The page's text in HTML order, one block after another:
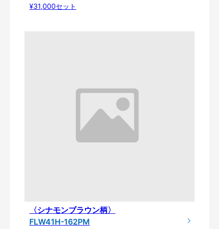
¥31,000セット
〈シナモンブラウン柄〉
FLW41H-162PM